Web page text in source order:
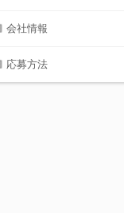
会社情報
応募方法